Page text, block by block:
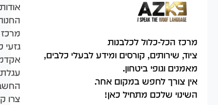
מרכז הכל-כלול לכלבנות
ציוד, שירותים, קורסים ומידע לבעלי כלבים,
מאמנים וגופי ביטחון.
אין צורך לחפש במקום אחר.
השינוי שלכם מתחיל כאן!
אודות
גזעי
עגלת
צרו